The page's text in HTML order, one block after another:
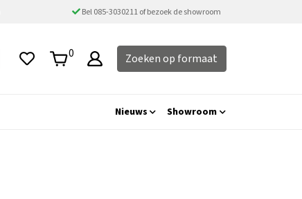
Bel 085-3030211 of bezoek de showroom
0 Zoeken op formaat
Nieuws Showroom